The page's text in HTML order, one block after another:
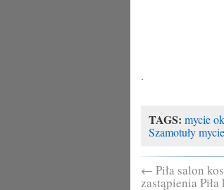
.
TAGS: mycie
Szamotuły
← Piła salon
zastąpienia